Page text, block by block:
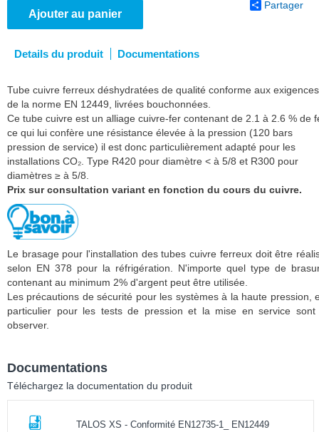
Ajouter au panier
Partager
Details du produit Documentations
Tube cuivre ferreux déshydratées de qualité conforme aux exigences
de la norme EN 12449, livrées bouchonnées.
Ce tube cuivre est un alliage cuivre-fer contenant de 2.1 à 2.6 % de
ce qui lui confère une résistance élevée à la pression (120 bars
pression de service) il est donc particulièrement adapté pour les
installations CO₂. Type R420 pour diamètre < à 5/8 et R300 pour
diamètres ≥ à 5/8.
Prix sur consultation variant en fonction du cours du cuivre.
Le brasage pour l'installation des tubes cuivre ferreux doit être
selon EN 378 pour la réfrigération. N'importe quel type de
contenant au minimum 2% d'argent peut être utilisée.
Les précautions de sécurité pour les systèmes à la haute pression,
particulier pour les tests de pression et la mise en service sont
observer.
Documentations
Téléchargez la documentation du produit
TALOS XS - Conformité EN12735-1_ EN12449